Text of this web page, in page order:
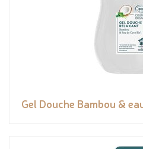
Gel Douche Bambou &